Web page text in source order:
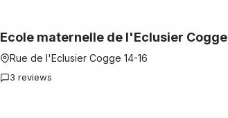
Ecole maternelle de l'Eclusier Cogge
Rue de l'Eclusier Cogge 14-16
3 reviews